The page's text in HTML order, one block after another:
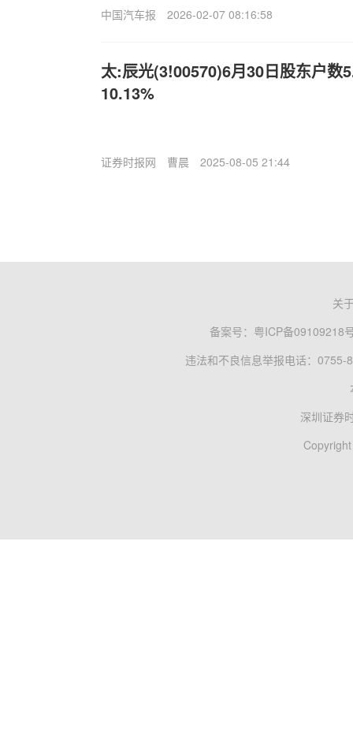
中国汽车报 2026-02-07 08:16:58
太:辰光(3!00570)6月30日股东户数
10.13%
证券时报网 曹晨 2025-08-05 21:44
关
备案号： 粤ICP备09109218
违法和不良信息举报电话：0755-
深圳证券